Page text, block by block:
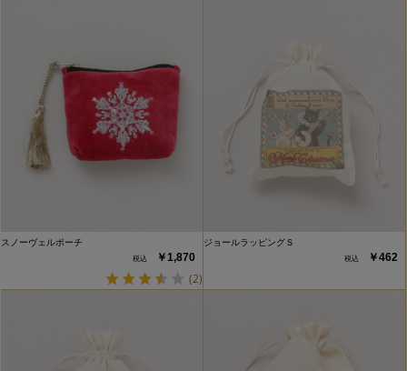
スノーヴェルポーチ
￥1,870
(2)
ジョールラッピングＳ
￥462